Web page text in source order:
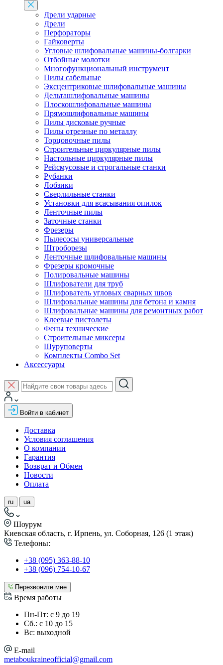
Дрели ударные
Дрели
Перфораторы
Гайковерты
Угловые шлифовальные машины-болгарки
Отбойные молотки
Многофункциональный инструмент
Пилы сабельные
Эксцентриковые шлифовальные машины
Дельташлифовальные машины
Плоскошлифовальные машины
Прямошлифовальные машины
Пилы дисковые ручные
Пилы отрезные по металлу
Торцовочные пилы
Строительные циркулярные пилы
Настольные циркулярные пилы
Рейсмусовые и строгальные станки
Рубанки
Лобзики
Сверлильные станки
Установки для всасывания опилок
Ленточные пилы
Заточные станки
Фрезеры
Пылесосы универсальные
Штроборезы
Ленточные шлифовальные машины
Фрезеры кромочные
Полировальные машины
Шлифователи для труб
Шлифователь угловых сварных швов
Шлифовальные машины для бетона и камня
Шлифовальные машины для ремонтных работ
Клеевые пистолеты
Фены технические
Строительные миксеры
Шуруповерты
Комплекты Combo Set
Аксессуары
Войти в кабинет
Доставка
Условия соглашения
О компании
Гарантия
Возврат и Обмен
Новости
Оплата
ru ua
Шоурум
Киевская область, г. Ирпень, ул. Соборная, 126 (1 этаж)
Телефоны:
+38 (095) 363-88-10
+38 (096) 754-10-67
Перезвоните мне
Время работы
Пн-Пт: с 9 до 19
Сб.: с 10 до 15
Вс: выходной
E-mail
metaboukraineofficial@gmail.com